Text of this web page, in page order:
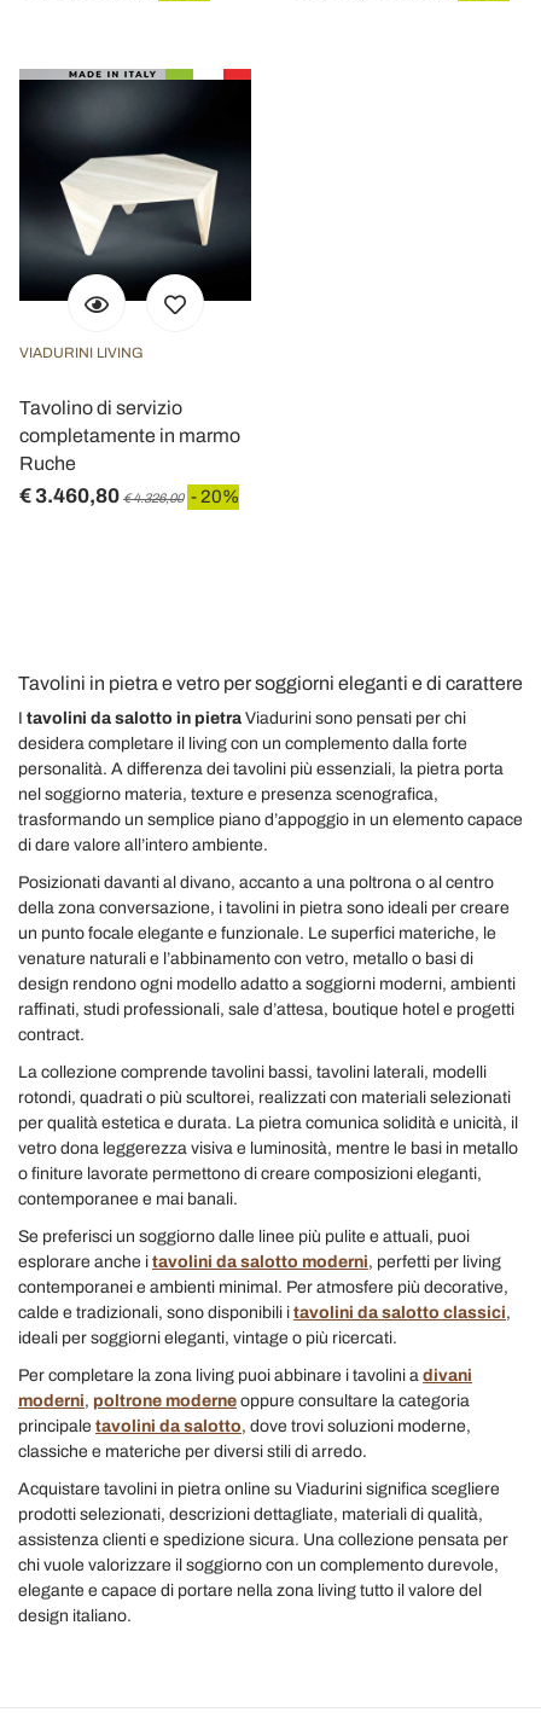
VIADURINI LIVING
Tavolino di servizio
completamente in marmo
Ruche
€ 3.460,80 € 4.326,00 - 20%
Tavolini in pietra e vetro per soggiorni eleganti e di carattere
I tavolini da salotto in pietra Viadurini sono pensati per chi
desidera completare il living con un complemento dalla forte
personalità. A differenza dei tavolini più essenziali, la pietra porta
nel soggiorno materia, texture e presenza scenografica,
trasformando un semplice piano d’appoggio in un elemento capace
di dare valore all’intero ambiente.
Posizionati davanti al divano, accanto a una poltrona o al centro
della zona conversazione, i tavolini in pietra sono ideali per creare
un punto focale elegante e funzionale. Le superfici materiche, le
venature naturali e l’abbinamento con vetro, metallo o basi di
design rendono ogni modello adatto a soggiorni moderni, ambienti
raffinati, studi professionali, sale d’attesa, boutique hotel e progetti
contract.
La collezione comprende tavolini bassi, tavolini laterali, modelli
rotondi, quadrati o più scultorei, realizzati con materiali selezionati
per qualità estetica e durata. La pietra comunica solidità e unicità, il
vetro dona leggerezza visiva e luminosità, mentre le basi in metallo
o finiture lavorate permettono di creare composizioni eleganti,
contemporanee e mai banali.
Se preferisci un soggiorno dalle linee più pulite e attuali, puoi
esplorare anche i tavolini da salotto moderni, perfetti per living
contemporanei e ambienti minimal. Per atmosfere più decorative,
calde e tradizionali, sono disponibili i tavolini da salotto classici,
ideali per soggiorni eleganti, vintage o più ricercati.
Per completare la zona living puoi abbinare i tavolini a divani
moderni, poltrone moderne oppure consultare la categoria
principale tavolini da salotto, dove trovi soluzioni moderne,
classiche e materiche per diversi stili di arredo.
Acquistare tavolini in pietra online su Viadurini significa scegliere
prodotti selezionati, descrizioni dettagliate, materiali di qualità,
assistenza clienti e spedizione sicura. Una collezione pensata per
chi vuole valorizzare il soggiorno con un complemento durevole,
elegante e capace di portare nella zona living tutto il valore del
design italiano.